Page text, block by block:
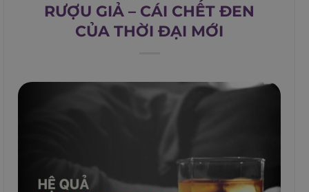
RƯỢU GIẢ – CÁI CHẾT ĐEN
CỦA THỜI ĐẠI MỚI